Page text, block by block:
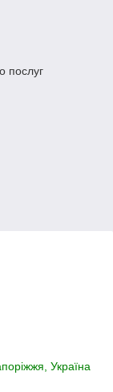
послуг
Україна